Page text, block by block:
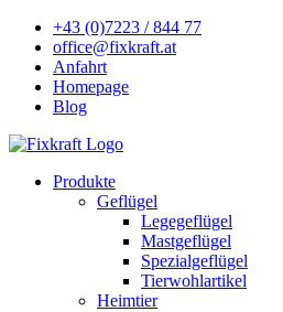
+43 (0)7223 / 844 77
office@fixkraft.at
Anfahrt
Homepage
Blog
Produkte
Geflügel
Legegeflügel
Mastgeflügel
Spezialgeflügel
Tierwohlartikel
Heimtier